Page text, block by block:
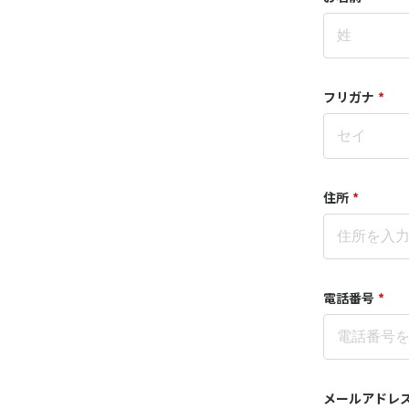
フリガナ *
住所 *
電話番号 *
メールアドレ